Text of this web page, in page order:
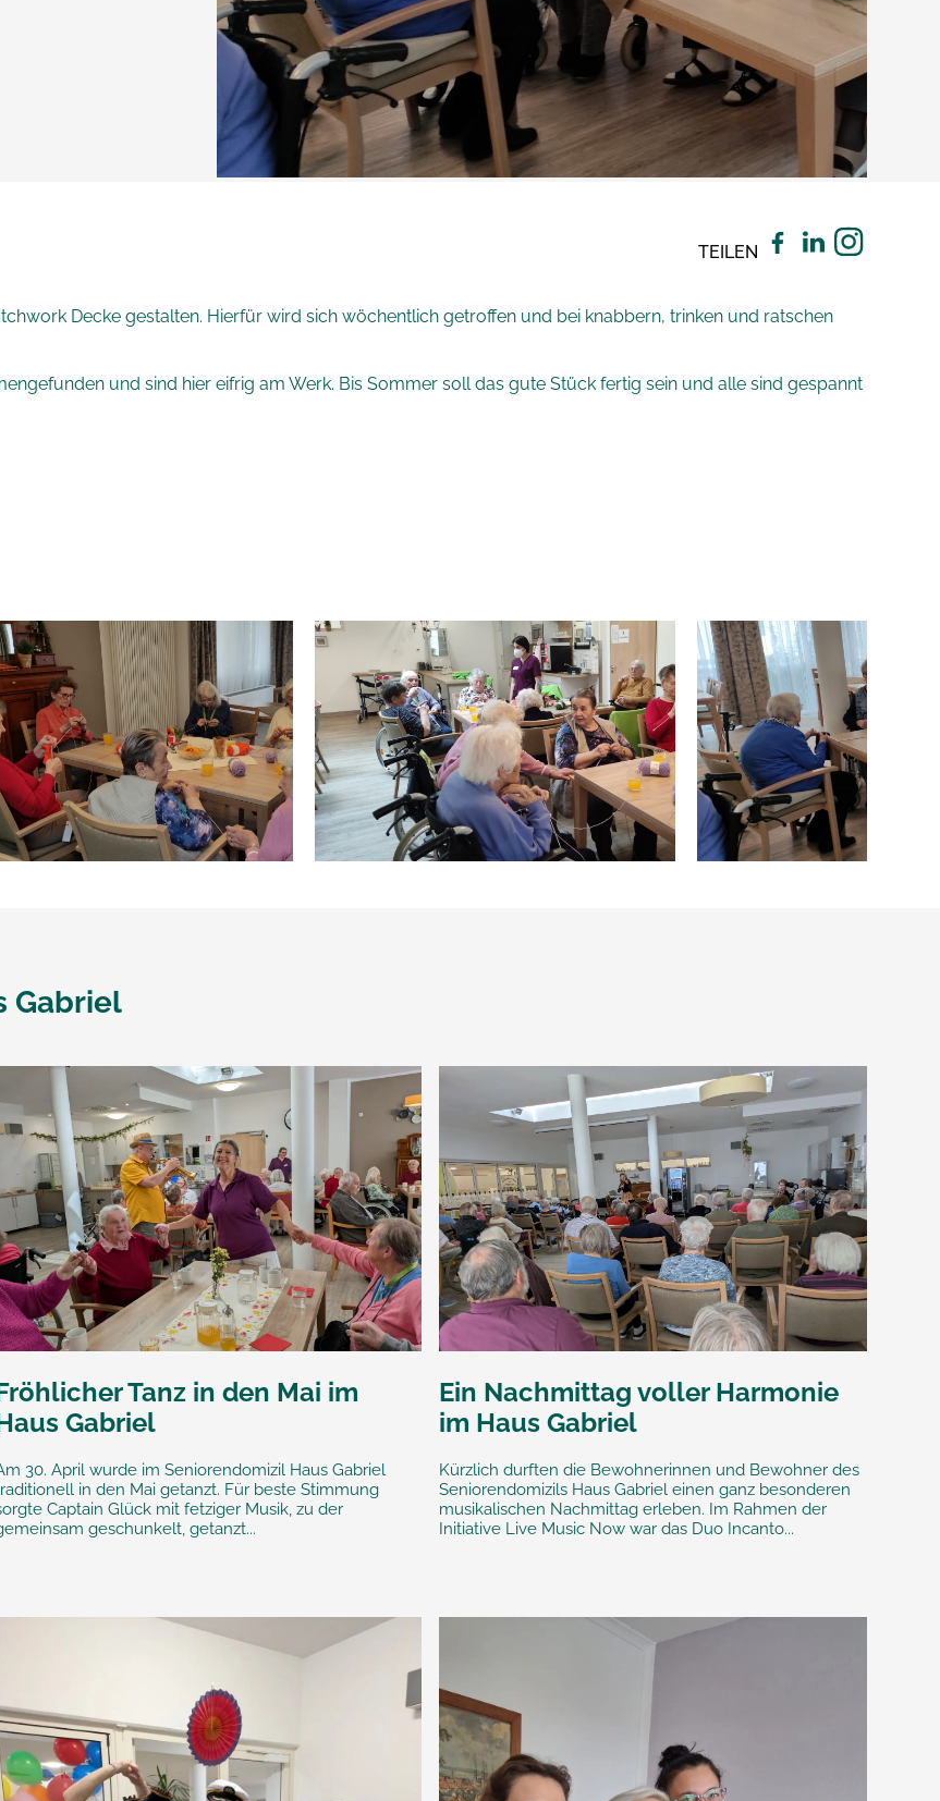
TEILEN
Decke gestalten. Hierfür wird sich wöchentlich getroffen und bei knabbern, trinken und ratschen
und sind hier eifrig am Werk. Bis Sommer soll das gute Stück fertig sein und alle sind gespannt
Gabriel
Tanz in den Mai im
Gabriel
30. April wurde im Seniorendomizil Haus Gabriel
in den Mai getanzt. Für beste Stimmung
Captain Glück mit fetziger Musik, zu der
geschunkelt, getanzt...
Ein Nachmittag voller Harmonie
im Haus Gabriel
Kürzlich durften die Bewohnerinnen und Bewohner des
Seniorendomizils Haus Gabriel einen ganz besonderen
musikalischen Nachmittag erleben. Im Rahmen der
Initiative Live Music Now war das Duo Incanto...